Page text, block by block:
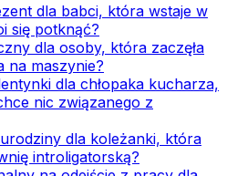
dla babci, która wstaje w
się potknąć?
dla osoby, która zaczęła
na maszynie?
dla chłopaka kucharza,
nic związanego z
dla koleżanki, która
introligatorską?